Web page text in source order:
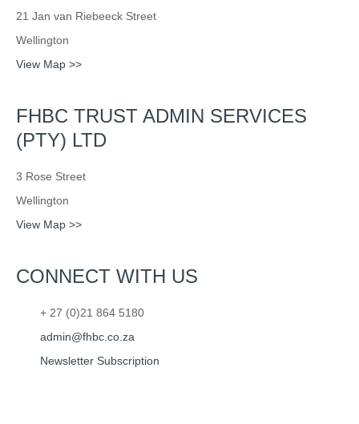
21 Jan van Riebeeck Street
Wellington
View Map >>
FHBC TRUST ADMIN SERVICES
(PTY) LTD
3 Rose Street
Wellington
View Map >>
CONNECT WITH US
+ 27 (0)21 864 5180
admin@fhbc.co.za
Newsletter Subscription